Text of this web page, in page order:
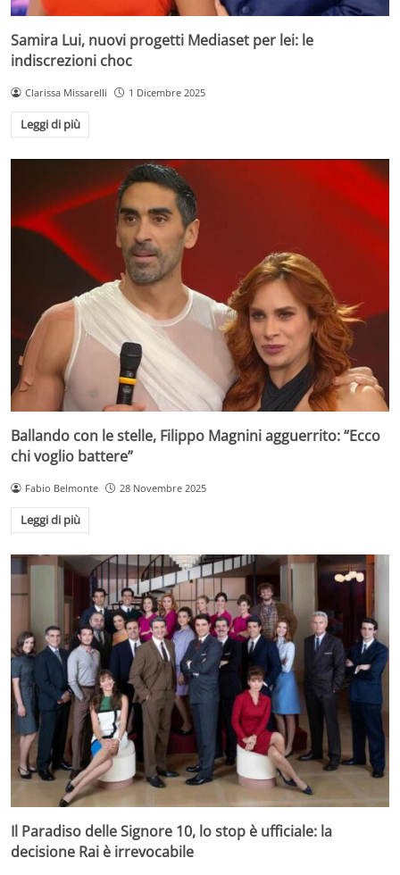
Samira Lui, nuovi progetti Mediaset per lei: le
indiscrezioni choc
Clarissa Missarelli 1 Dicembre 2025
Leggi di più
Ballando con le stelle, Filippo Magnini agguerrito: “Ecco
chi voglio battere”
Fabio Belmonte 28 Novembre 2025
Leggi di più
Il Paradiso delle Signore 10, lo stop è ufficiale: la
decisione Rai è irrevocabile